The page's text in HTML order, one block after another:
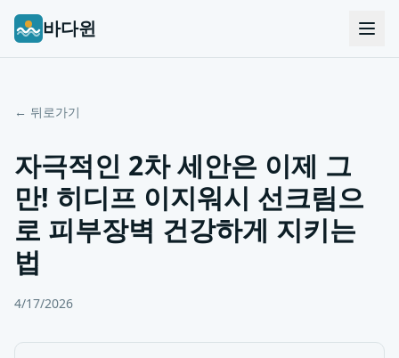
바다윈
← 뒤로가기
자극적인 2차 세안은 이제 그
만! 히디프 이지워시 선크림으
로 피부장벽 건강하게 지키는
법
4/17/2026